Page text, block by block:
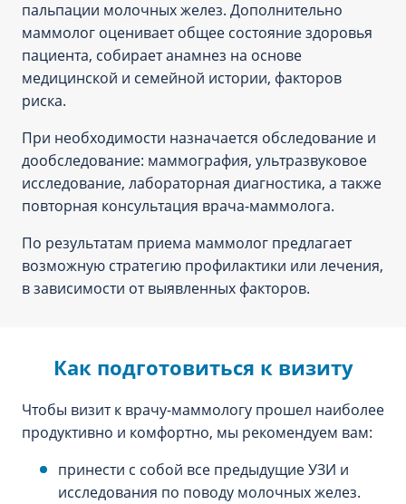
пальпации молочных желез. Дополнительно
маммолог оценивает общее состояние здоровья
пациента, собирает анамнез на основе
медицинской и семейной истории, факторов
риска.
При необходимости назначается обследование и
дообследование: маммография, ультразвуковое
исследование, лабораторная диагностика, а также
повторная консультация врача-маммолога.
По результатам приема маммолог предлагает
возможную стратегию профилактики или лечения,
в зависимости от выявленных факторов.
Как подготовиться к визиту
Чтобы визит к врачу-маммологу прошел наиболее
продуктивно и комфортно, мы рекомендуем вам:
принести с собой все предыдущие УЗИ и
исследования по поводу молочных желез.